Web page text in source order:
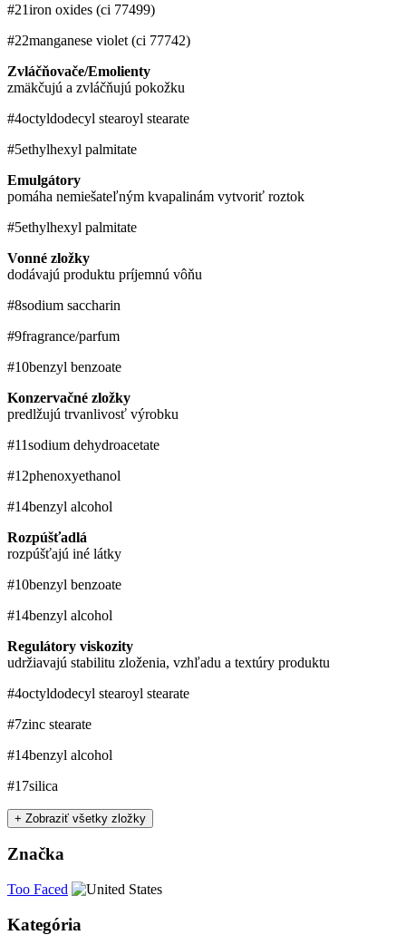
#21iron oxides (ci 77499)
#22manganese violet (ci 77742)
Zvláčňovače/Emolienty
zmäkčujú a zvláčňujú pokožku
#4octyldodecyl stearoyl stearate
#5ethylhexyl palmitate
Emulgátory
pomáha nemiešateľným kvapalinám vytvoriť roztok
#5ethylhexyl palmitate
Vonné zložky
dodávajú produktu príjemnú vôňu
#8sodium saccharin
#9fragrance/parfum
#10benzyl benzoate
Konzervačné zložky
predlžujú trvanlivosť výrobku
#11sodium dehydroacetate
#12phenoxyethanol
#14benzyl alcohol
Rozpúšťadlá
rozpúšťajú iné látky
#10benzyl benzoate
#14benzyl alcohol
Regulátory viskozity
udržiavajú stabilitu zloženia, vzhľadu a textúry produktu
#4octyldodecyl stearoyl stearate
#7zinc stearate
#14benzyl alcohol
#17silica
+ Zobraziť všetky zložky
Značka
Too Faced
Kategória